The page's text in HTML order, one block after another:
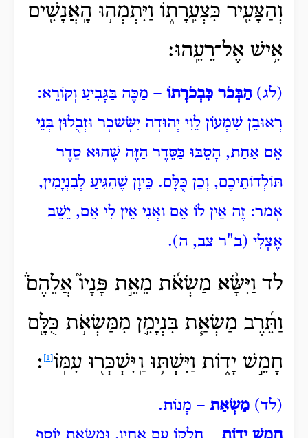
וְהַצָּעִ֖יר כִּצְעִֽרָת֑וֹ וַיִּתְמְה֥וּ הָֽאֲנָשִׁ֖ים
אִ֥ישׁ אֶל־רֵעֵֽהוּ׃
(לג)הַבְּכֹר כִּבְכֹרָתוֹ – מַכֶּה בַּגָּבִיעַ וְקוֹרֵא:
רְאוּבֵן שִׁמְעוֹן לֵוִי יְהוּדָה יִשָּׂשכָר וּזְבֻלוּן בְּנֵי
אֵם אַחַת, הָסֵבּוּ כַּסֵּדֶר הַזֶּה שֶׁהוּא סֵדֶר
תּוֹלְדוֹתֵיכֶם, וְכֵן כֻּלָּם. כֵּיוָן שֶׁהִגִּיעַ לְבִנְיָמִין,
אָמַר: זֶה אֵין לוֹ אֵם וַאֲנִי אֵין לִי אֵם, יֵשֵׁב
אֶצְלִי (ב"ר צב, ה).
לד וַיִּשָּׂ֨א מַשְׂאֹ֜ת מֵאֵ֣ת פָּנָיו֮ אֲלֵהֶם֒
וַתֵּ֜רֶב מַשְׂאַ֧ת בִּנְיָמִ֛ן מִמַּשְׂאֹ֥ת כֻּלָּ֖ם
חָמֵ֣שׁ יָד֑וֹת וַיִּשְׁתּ֥וּ וַֽיִּשְׁכְּר֖וּ עִמּֽוֹ ׃
(לד) מַשְׂאַת – מָנוֹת.